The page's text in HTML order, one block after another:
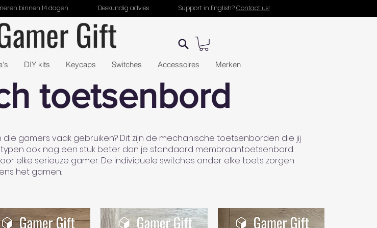
binnen 14 dagen Deskundig advies Support in English?Contact us!
DIY kits Keycaps Switches Accessoires Merken
toetsenbord
gamers vaak gebruiken? Dit zijn de mechanische toetsenborden die jij
typen ook nog een stuk beter dan je standaard membraantoetsenbord.
elke serieuze gamer. De individuele switches onder elke toets zorgen
het gamen.